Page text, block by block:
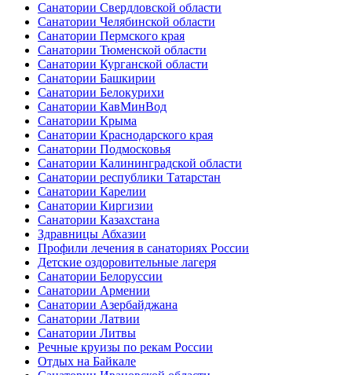
Санатории Свердловской области
Санатории Челябинской области
Санатории Пермского края
Санатории Тюменской области
Санатории Курганской области
Санатории Башкирии
Санатории Белокурихи
Санатории КавМинВод
Санатории Крыма
Санатории Краснодарского края
Санатории Подмосковья
Санатории Калининградской области
Санатории республики Татарстан
Санатории Карелии
Санатории Киргизии
Санатории Казахстана
Здравницы Абхазии
Профили лечения в санаториях России
Детские оздоровительные лагеря
Санатории Белоруссии
Санатории Армении
Санатории Азербайджана
Санатории Латвии
Санатории Литвы
Речные круизы по рекам России
Отдых на Байкале